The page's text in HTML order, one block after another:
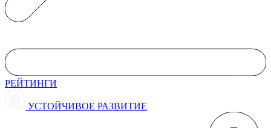
РЕЙТИНГИ
УСТОЙЧИВОЕ РАЗВИТИЕ